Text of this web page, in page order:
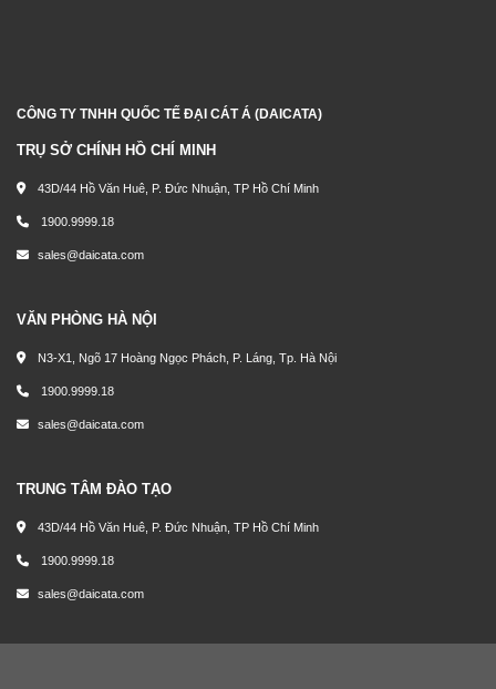
CÔNG TY TNHH QUỐC TẾ ĐẠI CÁT Á (DAICATA)
TRỤ SỞ CHÍNH HỒ CHÍ MINH
43D/44 Hồ Văn Huê, P. Đức Nhuận, TP Hồ Chí Minh
1900.9999.18
sales@daicata.com
VĂN PHÒNG HÀ NỘI
N3-X1, Ngõ 17 Hoàng Ngọc Phách, P. Láng, Tp. Hà Nội
1900.9999.18
sales@daicata.com
TRUNG TÂM ĐÀO TẠO
43D/44 Hồ Văn Huê, P. Đức Nhuận, TP Hồ Chí Minh
1900.9999.18
sales@daicata.com